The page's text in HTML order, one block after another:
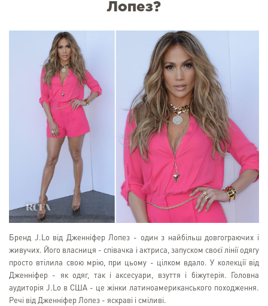
Лопез?
Бренд J.Lo від Дженніфер Лопез - один з найбільш довгограючих і
живучих. Його власниця - співачка і актриса, запуском своєї лінії одягу
просто втілила свою мрію, при цьому - цілком вдало. У колекції від
Дженніфер - як одяг, так і аксесуари, взуття і біжутерія. Головна
аудиторія J.Lo в США - це жінки латиноамериканського походження.
Речі від Дженніфер Лопез - яскраві і сміливі.